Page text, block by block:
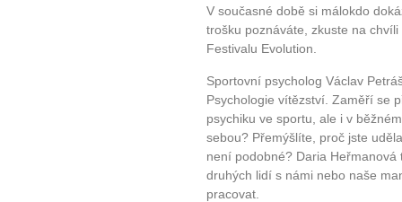
V současné době si málokdo
trošku poznáváte, zkuste na
Festivalu Evolution.
Sportovní psycholog Václav
Psychologie vítězství. Zaměří se
psychiku ve sportu, ale i v
sebou? Přemýšlíte, proč jste
není podobné? Daria
druhých lidí s námi nebo naše
pracovat.